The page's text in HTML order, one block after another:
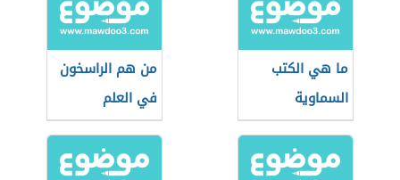
ما هي الكتب
السماوية
من هم الراسخون
في العلم